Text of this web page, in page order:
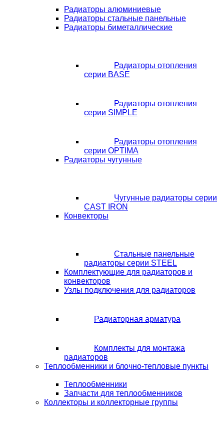
Радиаторы алюминиевые
Радиаторы стальные панельные
Радиаторы биметаллические
Радиаторы отопления
серии BASE
Радиаторы отопления
серии SIMPLE
Радиаторы отопления
серии OPTIMA
Радиаторы чугунные
Чугунные радиаторы серии
CAST IRON
Конвекторы
Стальные панельные
радиаторы серии STEEL
Комплектующие для радиаторов и
конвекторов
Узлы подключения для радиаторов
Радиаторная арматура
Комплекты для монтажа
радиаторов
Теплообменники и блочно-тепловые пункты
Теплообменники
Запчасти для теплообменников
Коллекторы и коллекторные группы